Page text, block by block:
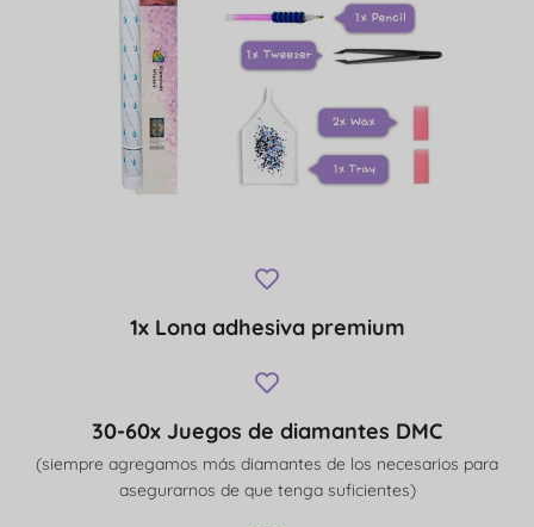
1x Lona adhesiva premium
30-60x Juegos de diamantes DMC
(siempre agregamos más diamantes de los necesarios para
asegurarnos de que tenga suficientes)